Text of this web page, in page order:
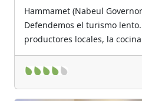
Hammamet (Nabeul
Defendemos el turismo
productores locales, la